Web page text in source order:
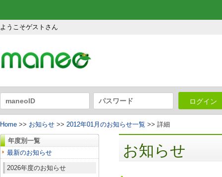
ようこそゲストさん
ログイン
Home >> お知らせ >> 2012年01月のお知らせ一覧 >> 詳細
年度別一覧
最新のお知らせ
2026年度のお知らせ
お知らせ